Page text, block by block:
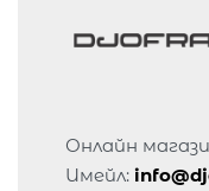
Онлайн
Имейл: